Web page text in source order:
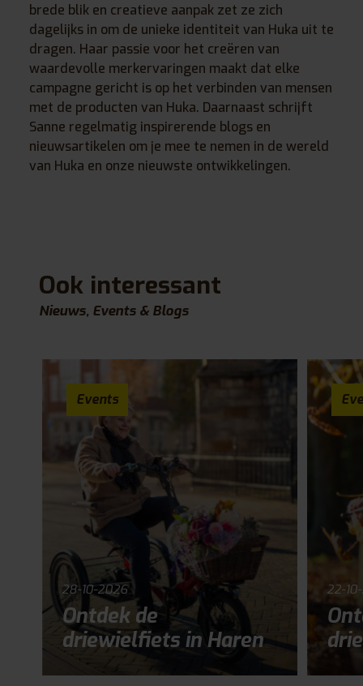
brede blik en creatieve aanpak zet ze zich
dagelijks in om de unieke identiteit van Huka uit te
dragen. Haar passie voor het creëren van
waardevolle merkervaringen maakt dat elke
campagne gericht is op het verbinden van mensen
met de producten van Huka. Daarnaast schrijft
Sanne regelmatig inspirerende blogs en
nieuwsartikelen om je mee te nemen in de wereld
van Huka en onze nieuwste ontwikkelingen.
Ook interessant
Nieuws, Events & Blogs
Events
28-10-2026
Ontdek de
driewielfiets in Haren
22-